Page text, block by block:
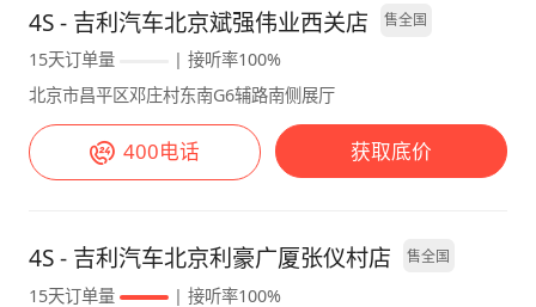
影仪、车载冰箱全部带动，出门不用带户外电
源，性价比直接拉满。全车储物格很多，水杯、
零食、母婴用品都有地方放，带娃家庭刚需。
4S - 吉利汽车北京斌强伟业西关店 售全国
15天订单量
| 接听率100%
北京市昌平区邓庄村东南G6辅路南侧展厅
400电话 获取底价
4S - 吉利汽车北京利豪广厦张仪村店 售全国
15天订单量
| 接听率100%